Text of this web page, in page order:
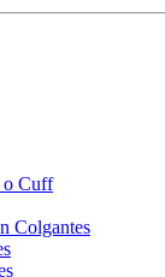
o Cuff
Colgantes